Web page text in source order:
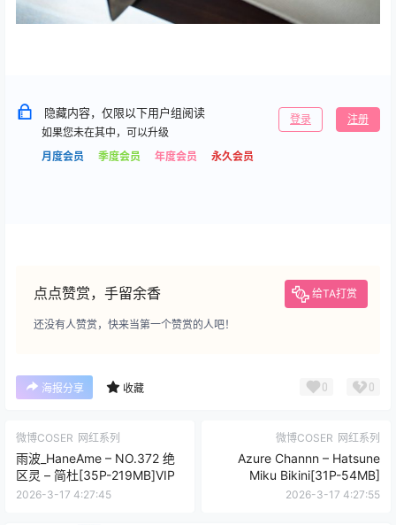
隐藏内容，仅限以下用户组阅读
如果您未在其中，可以升级
月度会员
季度会员 年度会员 永久会员
登录 注册
点点赞赏，手留余香 给TA打赏
还没有人赞赏，快来当第一个赞赏的人吧！
海报分享 收藏 0 0
微博COSER 网红系列
雨波_HaneAme – NO.372 绝
区灵 – 简杜[35P-219MB]VIP
2026-3-17 4:27:45
微博COSER 网红系列
Azure Channn – Hatsune
Miku Bikini[31P-54MB]
2026-3-17 4:27:55